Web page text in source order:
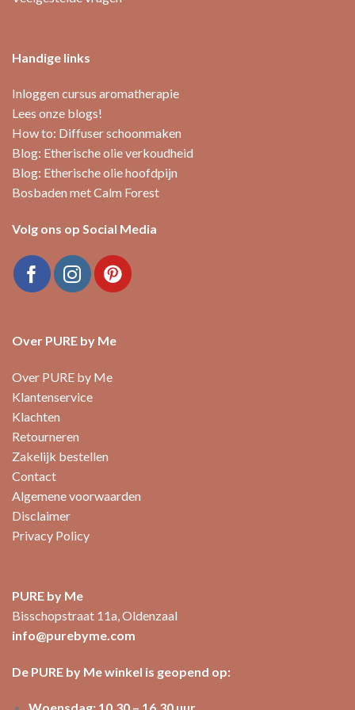
Handige links
Inloggen cursus aromatherapie
Lees onze blogs!
How to: Diffuser schoonmaken
Blog: Etherische olie verkoudheid
Blog: Etherische olie hoofdpijn
Bosbaden met Calm Forest
Volg ons op Social Media
Over PURE by Me
Over PURE by Me
Klantenservice
Klachten
Retourneren
Zakelijk bestellen
Contact
Algemene voorwaarden
Disclaimer
Privacy Policy
PURE by Me
Bisschopstraat 11a, Oldenzaal
info@purebyme.com
De PURE by Me winkel is geopend op: